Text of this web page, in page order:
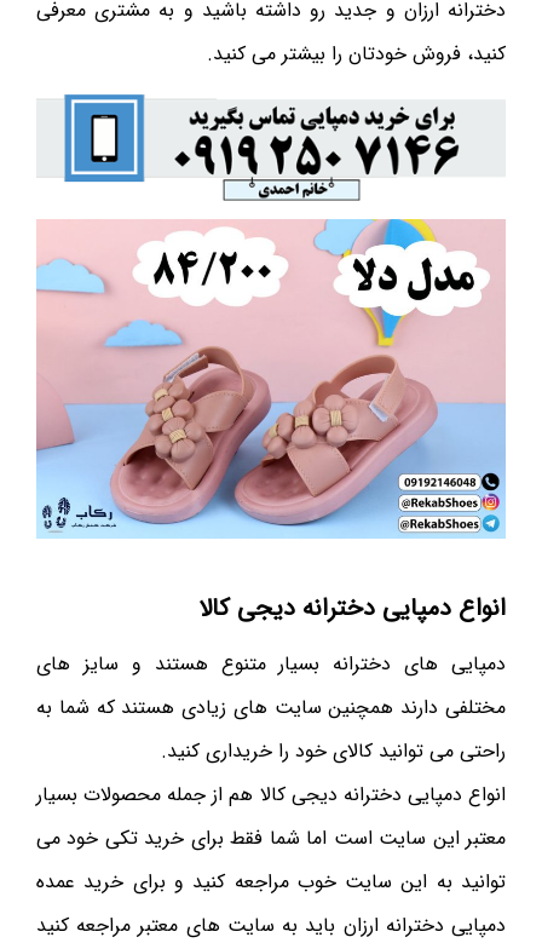
دخترانه ارزان و جدید رو داشته باشید و به مشتری معرفی
کنید، فروش خودتان را بیشتر می کنید.
انواع دمپایی دخترانه دیجی کالا
دمپایی های دخترانه بسیار متنوع هستند و سایز های
مختلفی دارند همچنین سایت های زیادی هستند که شما به
راحتی می توانید کالای خود را خریداری کنید.
انواع دمپایی دخترانه دیجی کالا هم از جمله محصولات بسیار
معتبر این سایت است اما شما فقط برای خرید تکی خود می
توانید به این سایت خوب مراجعه کنید و برای خرید عمده
دمپایی دخترانه ارزان باید به سایت های معتبر مراجعه کنید